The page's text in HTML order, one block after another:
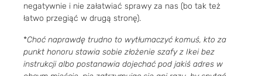
negatywnie i nie załatwiać sprawy za nas (bo tak też
łatwo przegiąć w drugą stronę).
*Choć naprawdę trudno to wytłumaczyć komuś, kto za
punkt honoru stawia sobie złożenie szafy z Ikei bez
instrukcji albo postanawia dojechać pod jakiś adres w